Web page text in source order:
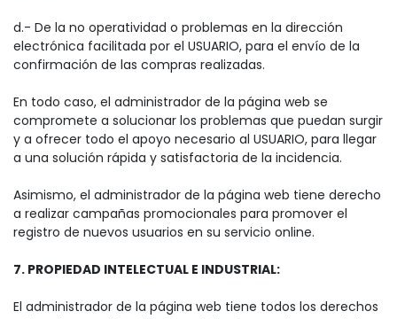
d.- De la no operatividad o problemas en la dirección
electrónica facilitada por el USUARIO, para el envío de la
confirmación de las compras realizadas.
En todo caso, el administrador de la página web se
compromete a solucionar los problemas que puedan surgir
y a ofrecer todo el apoyo necesario al USUARIO, para llegar
a una solución rápida y satisfactoria de la incidencia.
Asimismo, el administrador de la página web tiene derecho
a realizar campañas promocionales para promover el
registro de nuevos usuarios en su servicio online.
7. PROPIEDAD INTELECTUAL E INDUSTRIAL:
El administrador de la página web tiene todos los derechos